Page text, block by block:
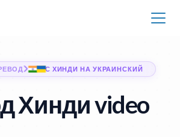
С ХИНДИ НА УКРАИНСКИЙ
Хинди video